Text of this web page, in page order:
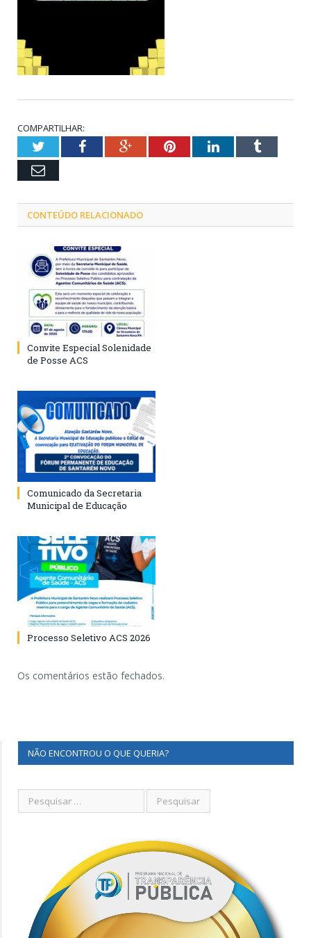
COMPARTILHAR:
TwitterFacebookGoogle+PinterestLinkedInTumblr
Email
CONTEÚDO RELACIONADO
Convite Especial Solenidade
de Posse ACS
Comunicado da Secretaria
Municipal de Educação
Processo Seletivo ACS 2026
Os comentários estão fechados.
NÃO ENCONTROU O QUE QUERIA?